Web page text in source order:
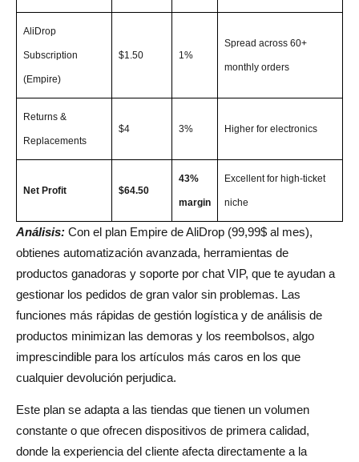
AliDrop
Subscription
(Empire)
$1.50 1%
Spread across 60+
monthly orders
Returns &
Replacements
$4 3% Higher for electronics
Net Profit $64.50
43%
margin
Excellent for high-ticket
niche
Análisis: Con el plan Empire de AliDrop (99,99$ al mes),
obtienes automatización avanzada, herramientas de
productos ganadoras y soporte por chat VIP, que te ayudan a
gestionar los pedidos de gran valor sin problemas. Las
funciones más rápidas de gestión logística y de análisis de
productos minimizan las demoras y los reembolsos, algo
imprescindible para los artículos más caros en los que
cualquier devolución perjudica.
Este plan se adapta a las tiendas que tienen un volumen
constante o que ofrecen dispositivos de primera calidad,
donde la experiencia del cliente afecta directamente a la